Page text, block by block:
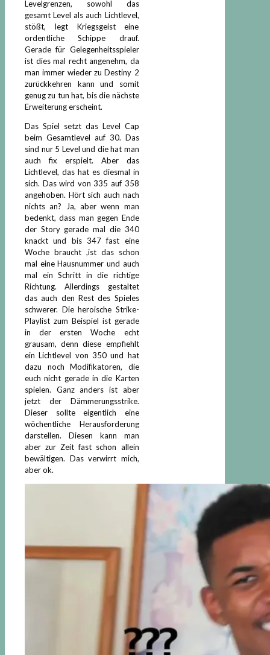
Levelgrenzen, sowohl das
gesamt Level als auch Lichtlevel,
stößt, legt Kriegsgeist eine
ordentliche Schippe drauf.
Gerade für Gelegenheitsspieler
ist dies mal recht angenehm, da
man immer wieder zu Destiny 2
zurückkehren kann und somit
genug zu tun hat, bis die nächste
Erweiterung erscheint.
Das Spiel setzt das Level Cap
beim Gesamtlevel auf 30. Das
sind nur 5 Level und die hat man
auch fix erspielt. Aber das
Lichtlevel, das hat es diesmal in
sich. Das wird von 335 auf 358
angehoben. Hört sich auch nach
nichts an? Ja, aber wenn man
bedenkt, dass man gegen Ende
der Story gerade mal die 340
knackt und bis 347 fast eine
Woche braucht ,ist das schon
mal eine Hausnummer und auch
mal ein Schritt in die richtige
Richtung. Allerdings gestaltet
das auch den Rest des Spieles
schwerer. Die heroische Strike-
Playlist zum Beispiel ist gerade
in der ersten Woche echt
grausam, denn diese empfiehlt
ein Lichtlevel von 350 und hat
dazu noch Modifikatoren, die
euch nicht gerade in die Karten
spielen. Ganz anders ist aber
jetzt der Dämmerungsstrike.
Dieser sollte eigentlich eine
wöchentliche Herausforderung
darstellen. Diesen kann man
aber zur Zeit fast schon allein
bewältigen. Das verwirrt mich,
aber ok.